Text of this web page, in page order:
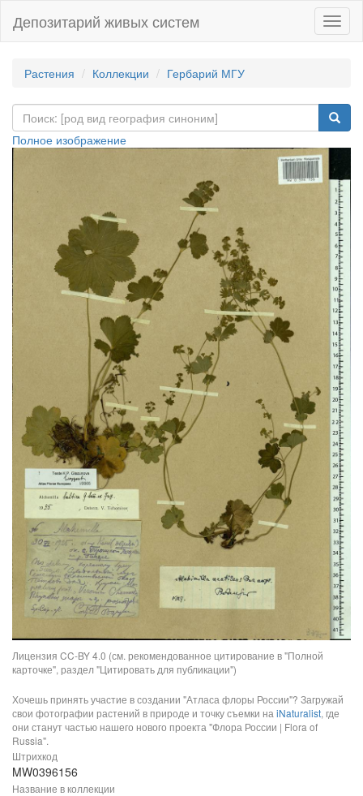
Депозитарий живых систем
Растения Коллекции Гербарий МГУ
Полное изображение
Лицензия CC-BY 4.0 (см. рекомендованное цитирование в "Полной
карточке", раздел "Цитировать для публикации")
Хочешь принять участие в создании "Атласа флоры России"? Загружай
свои фотографии растений в природе и точку съемки на iNaturalist, где
они станут частью нашего нового проекта "Флора России | Flora of
Russia".
Штрихкод
MW0396156
Название в коллекции